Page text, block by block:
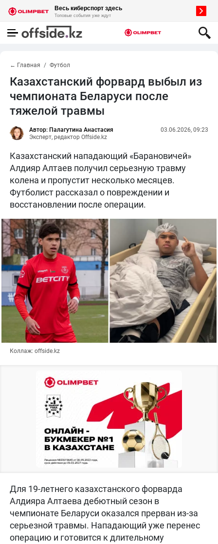
← Главная Футбол
Казахстанский форвард выбыл из
чемпионата Беларуси после
тяжелой травмы
Автор: Палагутина Анастасия
Эксперт, редактор Offside.kz
03.06.2026, 09:23
Казахстанский нападающий «Барановичей»
Алдияр Алтаев получил серьезную травму
колена и пропустит несколько месяцев.
Футболист рассказал о повреждении и
восстановлении после операции.
Коллаж: offside.kz
Для 19-летнего казахстанского форварда
Алдияра Алтаева дебютный сезон в
чемпионате Беларуси оказался прерван из-за
серьезной травмы. Нападающий уже перенес
операцию и готовится к длительному